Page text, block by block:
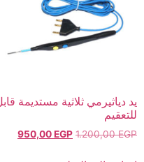
يد دياثيرمي ثلاثية مستديمة
للتعقيم
1.200,00EGP
950,00EGP